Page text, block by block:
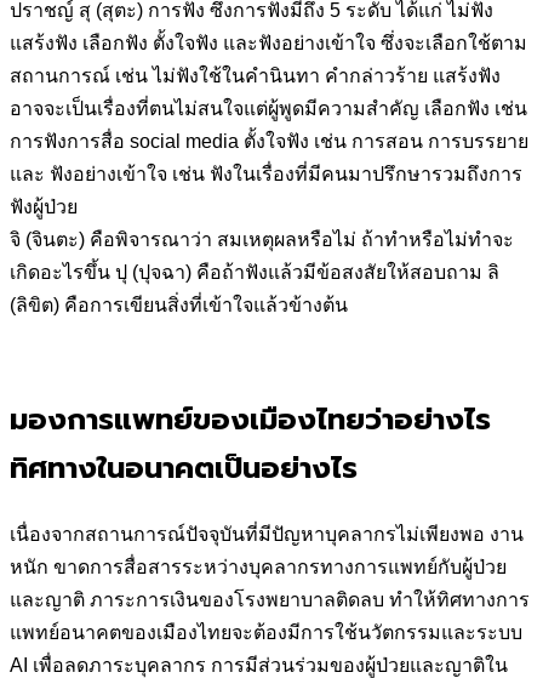
ปราชญ์ สุ (สุตะ) การฟัง ซึ่งการฟังมีถึง 5 ระดับ ได้แก่ ไม่ฟัง
แสร้งฟัง เลือกฟัง ตั้งใจฟัง และฟังอย่างเข้าใจ ซึ่งจะเลือกใช้ตาม
สถานการณ์ เช่น ไม่ฟังใช้ในคำนินทา คำกล่าวร้าย แสร้งฟัง
อาจจะเป็นเรื่องที่ตนไม่สนใจแต่ผู้พูดมีความสำคัญ เลือกฟัง เช่น
การฟังการสื่อ social media ตั้งใจฟัง เช่น การสอน การบรรยาย
และ ฟังอย่างเข้าใจ เช่น ฟังในเรื่องที่มีคนมาปรึกษารวมถึงการ
ฟังผู้ป่วย
จิ (จินตะ) คือพิจารณาว่า สมเหตุผลหรือไม่ ถ้าทำหรือไม่ทำจะ
เกิดอะไรขึ้น ปุ (ปุจฉา) คือถ้าฟังแล้วมีข้อสงสัยให้สอบถาม ลิ
(ลิขิต) คือการเขียนสิ่งที่เข้าใจแล้วข้างต้น
มองการแพทย์ของเมืองไทยว่าอย่างไร
ทิศทางในอนาคตเป็นอย่างไร
เนื่องจากสถานการณ์ปัจจุบันที่มีปัญหาบุคลากรไม่เพียงพอ งาน
หนัก ขาดการสื่อสารระหว่างบุคลากรทางการแพทย์กับผู้ป่วย
และญาติ ภาระการเงินของโรงพยาบาลติดลบ ทำให้ทิศทางการ
แพทย์อนาคตของเมืองไทยจะต้องมีการใช้นวัตกรรมและระบบ
AI เพื่อลดภาระบุคลากร การมีส่วนร่วมของผู้ป่วยและญาติใน